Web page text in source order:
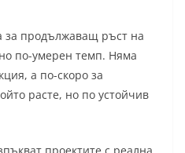
за продължаващ ръст на
по-умерен темп. Няма
а по-скоро за
расте, но по устойчив